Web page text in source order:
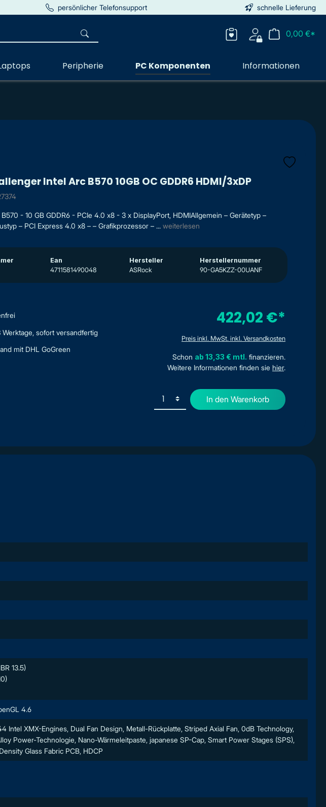
persönlicher Telefonsupport schnelle Lieferung
0,00 €*
Peripherie PC Komponenten Informationen
Intel Arc B570 10GB OC GDDR6 HDMI/3xDP
- 10 GB GDDR6 - PCIe 4.0 x8 - 3 x DisplayPort, HDMIAllgemein – Gerätetyp –
– PCI Express 4.0 x8 – – Grafikprozessor – ... weiterlesen
Ean
4711581490048
Hersteller
ASRock
Herstellernummer
90-GA5KZZ-00UANF
Werktage, sofort versandfertig
mit DHL GoGreen
422,02 €*
Preis inkl. MwSt. inkl. Versandkosten
Schon ab 13,33 € mtl. finanzieren.
Weitere Informationen finden sie hier.
In den Warenkorb
13.5)
4.6
Intel XMX-Engines, Dual Fan Design, Metall-Rückplatte, Striped Axial Fan, 0dB Technology,
Power-Technologie, Nano-Wärmeleitpaste, japanese SP-Cap, Smart Power Stages (SPS),
Glass Fabric PCB, HDCP